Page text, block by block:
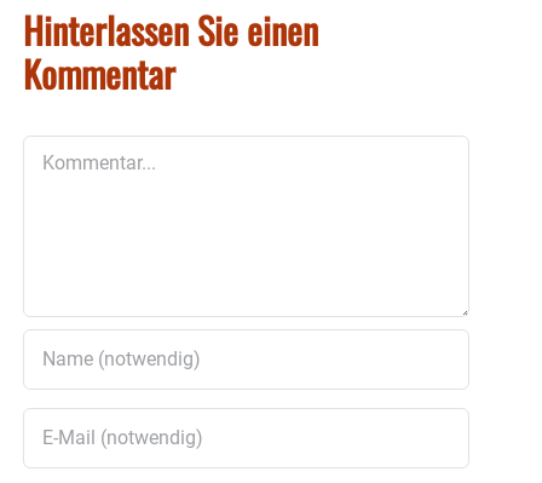
Hinterlassen Sie einen
Kommentar